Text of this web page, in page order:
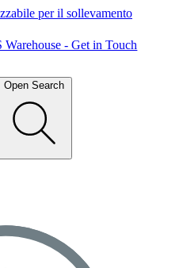
per il sollevamento
- Get in Touch
Open Search